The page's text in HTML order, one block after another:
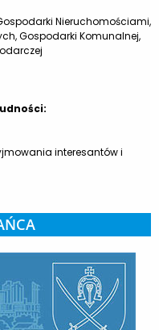
Nieruchomościami,
Gospodarki Komunalnej,
interesantów i